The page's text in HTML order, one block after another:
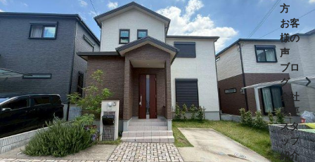
方
お客
様の
声
ブロ
グ
会社
概要
スタ
ッフ
紹介